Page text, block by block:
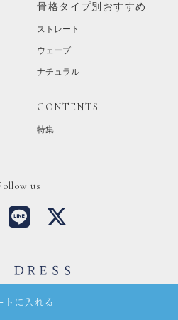
トに入れる
骨格タイプ別おすすめ
ストレート
ウェーブ
ナチュラル
CONTENTS
特集
us
All Rights Reserved.